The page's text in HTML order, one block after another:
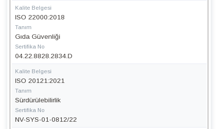
Kalite Belgesi
ISO 22000:2018
Tanım
Gıda Güvenliği
Sertifika No
04.22.8828.2834.D
Kalite Belgesi
ISO 20121:2021
Tanım
Sürdürülebilirlik
Sertifika No
NV-SYS-01-0812/22